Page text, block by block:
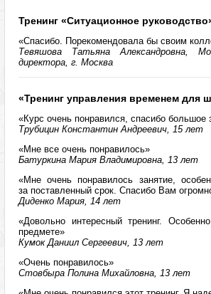
Тренинг «Ситуационное
«Спасибо. Порекомендовала бы своим
Тевяшова Татьяна Александровна,
директора, г. Москва
«Тренинг управления временем для
«Курс очень понравился, спасибо большое
Трубицин Константин Андреевич, 15 лет
«Мне все очень понравилось»
Батуркина Мария Владимировна, 13 лет
«Мне очень понравилось занятие,
за поставленный срок. Спасибо Вам
Диденко Мария, 14 лет
«Довольно интересный тренинг.
предмете»
Кумок Даниил Сергеевич, 13 лет
«Очень понравилось»
Стовбыра Полина Михайловна, 13 лет